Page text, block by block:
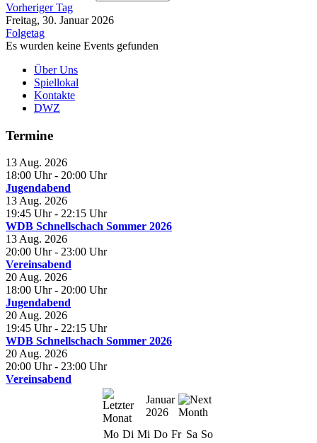
Vorheriger Tag
Freitag, 30. Januar 2026
Folgetag
Es wurden keine Events gefunden
Über Uns
Spiellokal
Kontakte
DWZ
Termine
13 Aug. 2026
18:00 Uhr - 20:00 Uhr
Jugendabend
13 Aug. 2026
19:45 Uhr - 22:15 Uhr
WDB Schnellschach Sommer 2026
13 Aug. 2026
20:00 Uhr - 23:00 Uhr
Vereinsabend
20 Aug. 2026
18:00 Uhr - 20:00 Uhr
Jugendabend
20 Aug. 2026
19:45 Uhr - 22:15 Uhr
WDB Schnellschach Sommer 2026
20 Aug. 2026
20:00 Uhr - 23:00 Uhr
Vereinsabend
Januar
2026
Mo Di Mi Do Fr Sa So